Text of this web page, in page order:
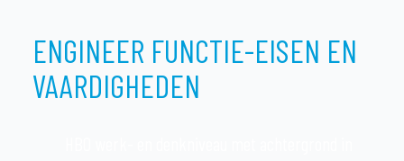
ENGINEER FUNCTIE-EISEN EN
VAARDIGHEDEN